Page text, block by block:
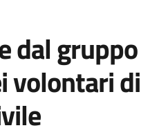
dal gruppo
volontari di